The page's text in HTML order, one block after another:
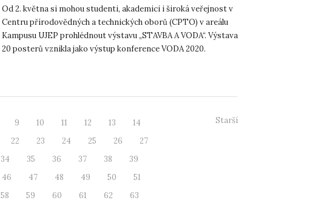
Od 2. května si mohou studenti, akademici i široká veřejnost v
Centru přírodovědných a technických oborů (CPTO) v areálu
Kampusu UJEP prohlédnout výstavu „STAVBA A VODA“. Výstava
20 posterů vznikla jako výstup konference VODA 2020.
9 10 11 12 13
14
22 23 24 25 26
27
34 35 36 37 38
39
46 47 48 49 50
51
58 59 60 61 62
63
Starší